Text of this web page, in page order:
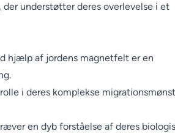
understøtter deres overlevelse i et
hjælp af jordens magnetfelt er en
i deres komplekse
en dyb forståelse af deres